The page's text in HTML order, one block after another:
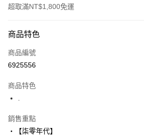
超取滿NT$1,800免運
信用卡一次付款
超商取貨付款
街口支付
悠遊付
商品特色
商品編號
6925556
商品特色
銷售重點
‧【柒零年代】